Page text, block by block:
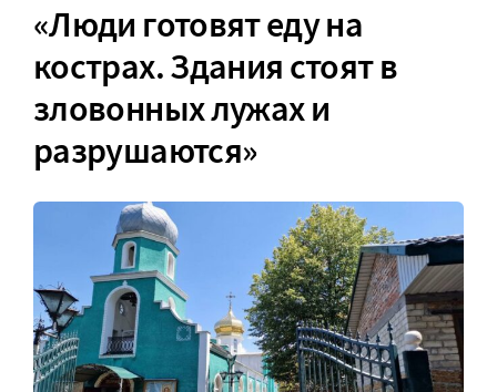
«Люди готовят еду на
кострах. Здания стоят в
зловонных лужах и
разрушаются»